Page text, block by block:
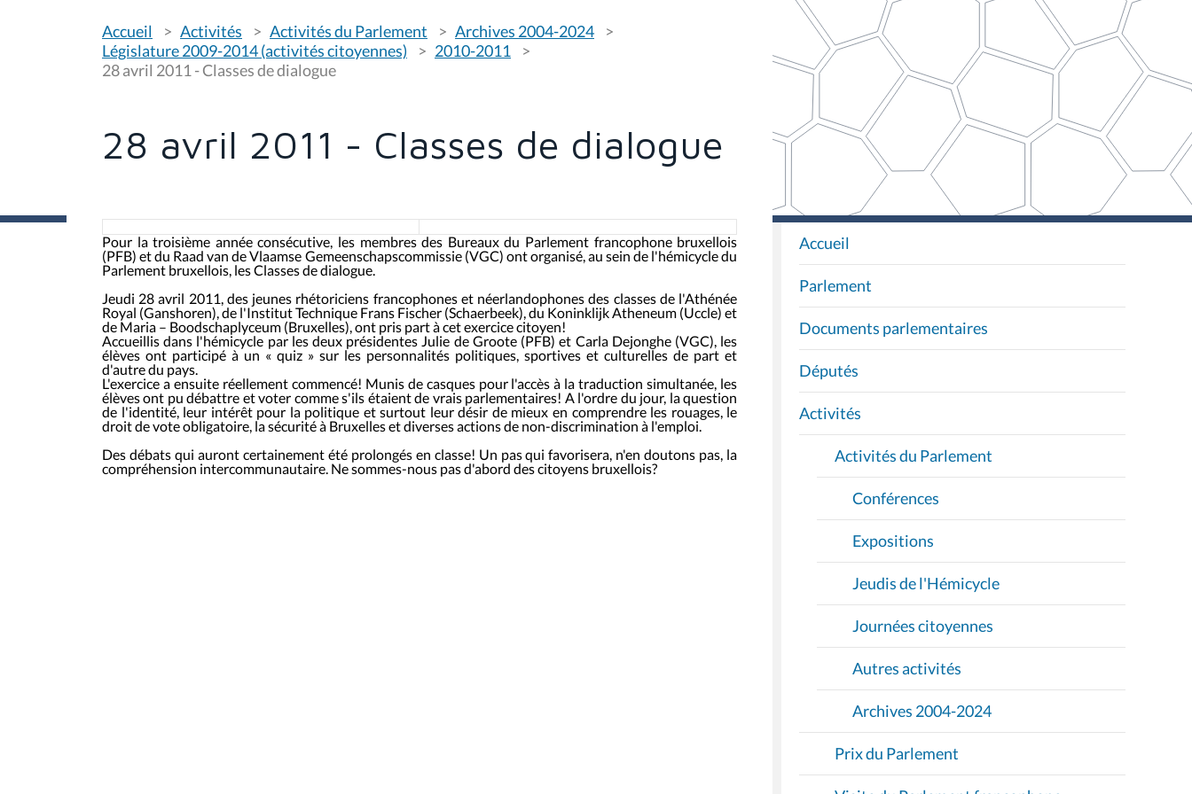
o
u
s
ê
Accueil Activités Activités du Parlement
Archives 2004-2024
Législature 2009-2014 (activités citoyennes)
2010-2011
28 avril 2011 - Classes de dialogue
28 avril 2011 - Classes de dialogue
Pour la troisième année consécutive, les membres des Bureaux du Parlement francophone bruxellois
(PFB) et du Raad van de Vlaamse Gemeenschapscommissie (VGC) ont organisé, au sein de l'hémicycle du
Parlement bruxellois, lesClasses de dialogue.
Jeudi 28 avril 2011, des jeunes rhétoriciens francophones et néerlandophones des classes de l'Athénée
Royal (Ganshoren), de l'Institut Technique Frans Fischer (Schaerbeek), du Koninklijk Atheneum (Uccle) et
de Maria – Boodschaplyceum (Bruxelles), ont pris part à cet exercice citoyen!
Accueillis dans l'hémicycle par les deux présidentes Julie de Groote (PFB) et Carla Dejonghe (VGC), les
élèves ont participé à un « quiz » sur les personnalités politiques, sportives et culturelles de part et
d'autre du pays.
L'exercice a ensuite réellement commencé! Munis de casques pour l'accès à la traduction simultanée, les
élèves ont pu débattre et voter comme s'ils étaient de vrais parlementaires! A l'ordre du jour, la question
de l'identité, leur intérêt pour la politique et surtout leur désir de mieux en comprendre les rouages, le
droit de vote obligatoire, la sécurité à Bruxelles et diverses actions de non-discrimination à l'emploi.
Des débats qui auront certainement été prolongés en classe! Un pas qui favorisera, n'en doutons pas, la
compréhension intercommunautaire. Ne sommes-nous pas d'abord des citoyens bruxellois?
N
A
V
I
G
A
T
I
O
Accueil
Parlement
Documents parlementaires
Députés
Activités
Activités du Parlement
Conférences
Expositions
Jeudis de l'Hémicycle
Journées citoyennes
Autres activités
Archives 2004-2024
Prix du Parlement